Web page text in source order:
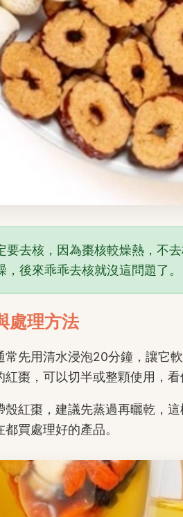
要去核，因為棗核較燥熱，不
，後來乖乖去核就沒這問題了。
處理方法
常先用清水浸泡20分鐘，讓它
棗，可以切半或整顆使用，看
殼紅棗，建議先蒸過再曬乾，
買處理好的產品。